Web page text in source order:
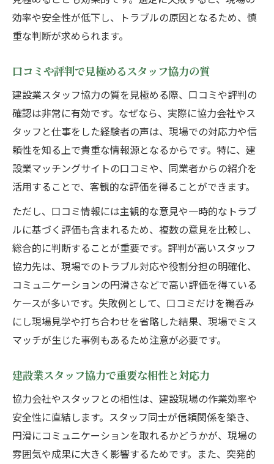
効率や安全性が低下し、トラブルの原因となるため、慎
重な判断が求められます。
口コミや評判で見極めるスタッフ協力の質
建設業スタッフ協力の質を見極める際、口コミや評判の
確認は非常に有効です。なぜなら、実際に協力会社やス
タッフと仕事をした経験者の声は、現場での対応力や信
頼性を知る上で貴重な情報源となるからです。特に、建
設業マッチングサイトの口コミや、同業者からの紹介を
活用することで、客観的な評価を得ることができます。
ただし、口コミ情報には主観的な意見や一時的なトラブ
ルに基づく評価も含まれるため、複数の意見を比較し、
総合的に判断することが重要です。評判が高いスタッフ
協力先は、現場でのトラブル対応や役割分担の明確化、
コミュニケーションの円滑さなどで高い評価を得ている
ケースが多いです。失敗例として、口コミだけを鵜呑み
にし現場見学や打ち合わせを省略した結果、現場でミス
マッチが生じた事例もあるため注意が必要です。
建設業スタッフ協力で重要な相性と対応力
協力会社やスタッフとの相性は、建設現場の作業効率や
安全性に直結します。スタッフ同士が信頼関係を築き、
円滑にコミュニケーションを取れるかどうかが、現場の
雰囲気や成果に大きく影響するためです。また、突発的